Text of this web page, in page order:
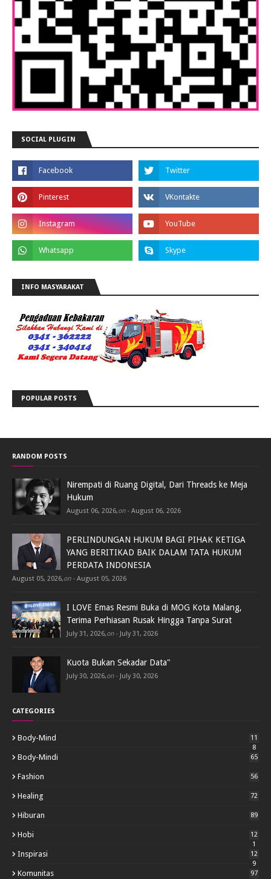
SOCIAL PLUGIN
INFO MASYARAKAT
POPULAR POSTS
RANDOM POSTS
Nirempati di Ruang Digital, Dari Threads ke Meja
Hukum
August 06, 2026,on - August 06, 2026
PERLINDUNGAN HUKUM BAGI PIHAK KETIGA
YANG BERITIKAD BAIK DALAM TATA HUKUM
PERDATA INDONESIA
August 05, 2026,on - August 05, 2026
I LOVE Emas Resmi Buka di MOG Kota Malang,
Terima Perhiasan Rusak Hingga Tanpa Surat
July 31, 2026,on - July 31, 2026
Kuota Bukan Sekadar Data"
July 30, 2026,on - July 30, 2026
CATEGORIES
Body-Mind
11
8
Body-Mindi 65
Fashion 56
Healing 72
Hiburan 89
Hobi
12
1
Inspirasi
12
9
Komunitas 97